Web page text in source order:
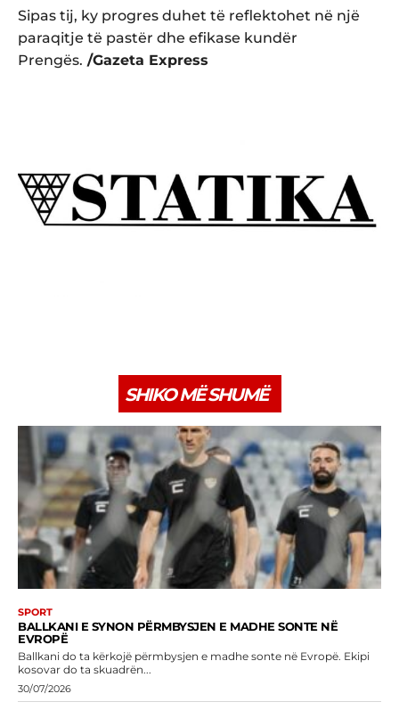
Sipas tij, ky progres duhet të reflektohet në një
paraqitje të pastër dhe efikase kundër
Prengës. /Gazeta Express
SHIKO MË SHUMË
SPORT
BALLKANI E SYNON PËRMBYSJEN E MADHE SONTE NË
EVROPË
Ballkani do ta kërkojë përmbysjen e madhe sonte në Evropë. Ekipi
kosovar do ta skuadrën...
30/07/2026